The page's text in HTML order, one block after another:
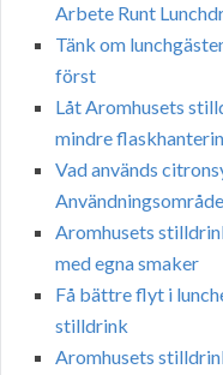
Arbete Runt
Tänk om
först
Låt Aromhusets
mindre
Vad används
Aromhusets
med egna smaker
Få bättre flyt i
stilldrink
Aromhusets